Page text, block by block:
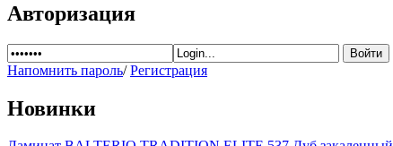
Авторизация
Напомнить пароль/ Регистрация
Новинки